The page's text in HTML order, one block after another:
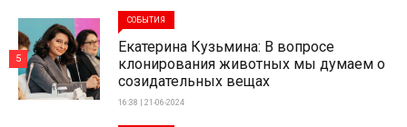
СОБЫТИЯ
Екатерина Кузьмина: В вопросе
клонирования животных мы думаем о
созидательных вещах
16:38 | 21-06-2024
5